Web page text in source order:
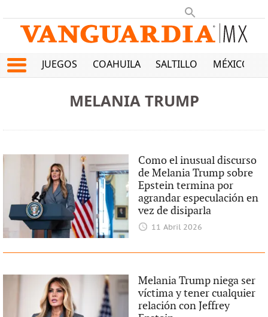
JUEGOS COAHUILA SALTILLO MÉXICO
MELANIA TRUMP
Como el inusual discurso
de Melania Trump sobre
Epstein termina por
agrandar especulación en
vez de disiparla
11 Abril 2026
Melania Trump niega ser
víctima y tener cualquier
relación con Jeffrey